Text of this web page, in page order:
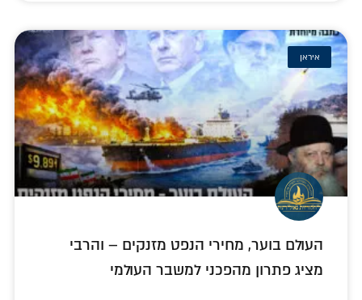
איראן
העולם בוער, מחירי הנפט מזנקים – והרבי
מציג פתרון מהפכני למשבר העולמי